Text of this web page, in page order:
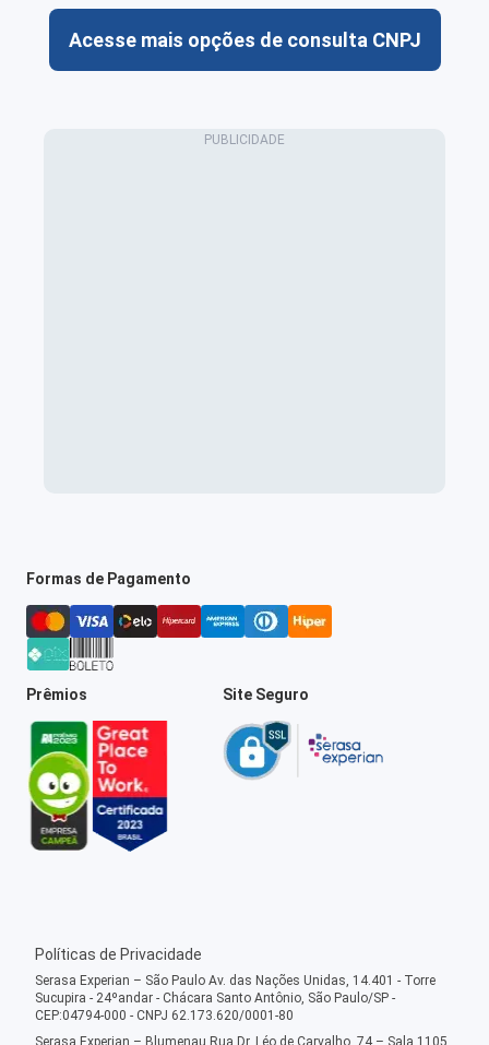
Acesse mais opções de consulta CNPJ
Formas de Pagamento
Prêmios Site Seguro
Políticas de Privacidade
Serasa Experian – São Paulo Av. das Nações Unidas, 14.401 - Torre
Sucupira - 24ºandar - Chácara Santo Antônio, São Paulo/SP -
CEP:04794-000 - CNPJ 62.173.620/0001-80
Serasa Experian – Blumenau Rua Dr. Léo de Carvalho, 74 – Sala 1105